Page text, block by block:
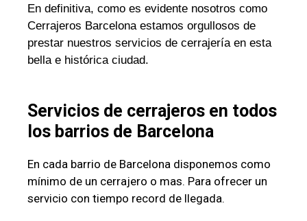
En definitiva, como es evidente nosotros como
Cerrajeros Barcelona estamos orgullosos de
prestar nuestros servicios de cerrajería en esta
bella e histórica ciudad.
Servicios de cerrajeros en todos
los barrios de Barcelona
En cada barrio de Barcelona disponemos como
mínimo de un cerrajero o mas. Para ofrecer un
servicio con tiempo record de llegada.